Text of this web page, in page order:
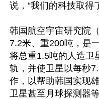
说，“我们的科技取得
韩国航空宇宙研究院
7.2米、重200吨，是
将总重1.5吨的人造卫
轨，并使卫星以每秒
作，以帮助韩国实现
卫星甚至月球探测器等